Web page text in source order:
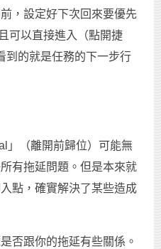
，設定好下次回來要優先
可以直接進入（點開捷
到的就是任務的下一步行
」（離開前歸位）可能無
有拖延問題。但是本來就
點，確實解決了某些造成
否跟你的拖延有些關係。